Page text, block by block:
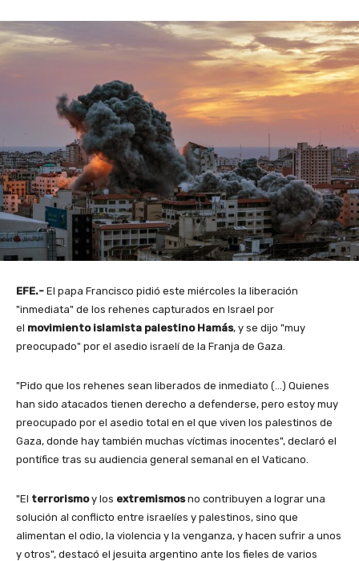
EFE.- El papa Francisco pidió este miércoles la liberación
"inmediata" de los rehenes capturados en Israel por
el movimiento islamista palestino Hamás, y se dijo "muy
preocupado" por el asedio israelí de la Franja de Gaza.
"Pido que los rehenes sean liberados de inmediato (…) Quienes
han sido atacados tienen derecho a defenderse, pero estoy muy
preocupado por el asedio total en el que viven los palestinos de
Gaza, donde hay también muchas víctimas inocentes", declaró el
pontífice tras su audiencia general semanal en el Vaticano.
"El terrorismoy los extremismosno contribuyen a lograr una
solución al conflicto entre israelíes y palestinos, sino que
alimentan el odio, la violencia y la venganza, y hacen sufrir a unos
y otros", destacó el jesuita argentino ante los fieles de varios